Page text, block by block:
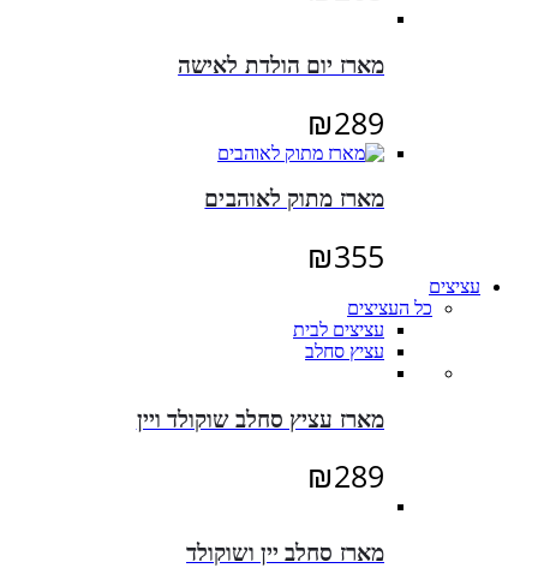
מארז יום הולדת לאישה
₪289
מארז מתוק לאוהבים
₪355
עציצים
כל העציצים
עציצים לבית
עציץ סחלב
מארז עציץ סחלב שוקולד ויין
₪289
מארז סחלב יין ושוקולד